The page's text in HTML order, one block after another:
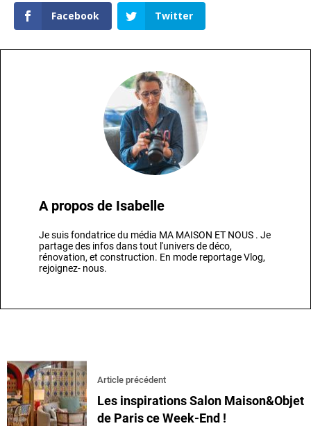
Facebook Twitter
A propos de Isabelle
Je suis fondatrice du média MA MAISON ET NOUS . Je
partage des infos dans tout l'univers de déco,
rénovation, et construction. En mode reportage Vlog,
rejoignez- nous.
Article précédent
Les inspirations Salon Maison&Objet
de Paris ce Week-End !